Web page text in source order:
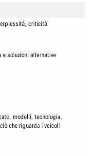
criticità
e soluzioni alternative
modelli, tecnologia,
che riguarda i veicoli